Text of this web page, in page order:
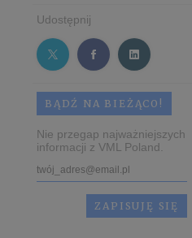
Udostępnij
BĄDŹ NA BIEŻĄCO!
Nie przegap najważniejszych
informacji z VML Poland.